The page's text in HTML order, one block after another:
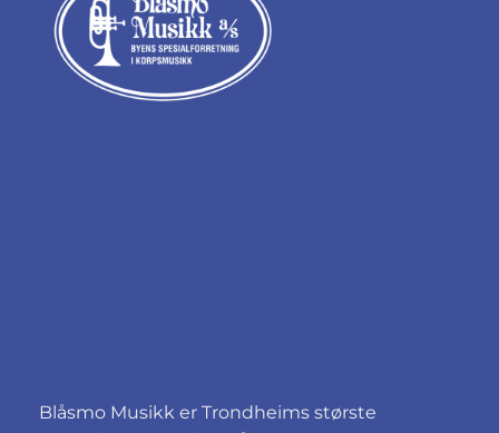
Blåsmo Musikk er Trondheims største